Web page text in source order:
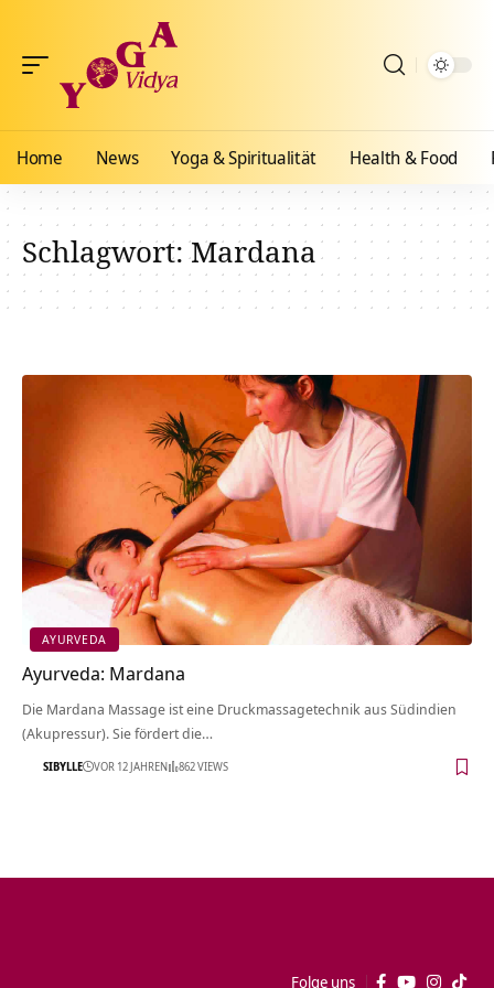
Home News Yoga & Spiritualität Health & Food
Schlagwort:Mardana
AYURVEDA
Ayurveda: Mardana
Die Mardana Massage ist eine Druckmassagetechnik aus Südindien
(Akupressur). Sie fördert die…
SIBYLLE VOR 12 JAHREN 862 VIEWS
Folge uns